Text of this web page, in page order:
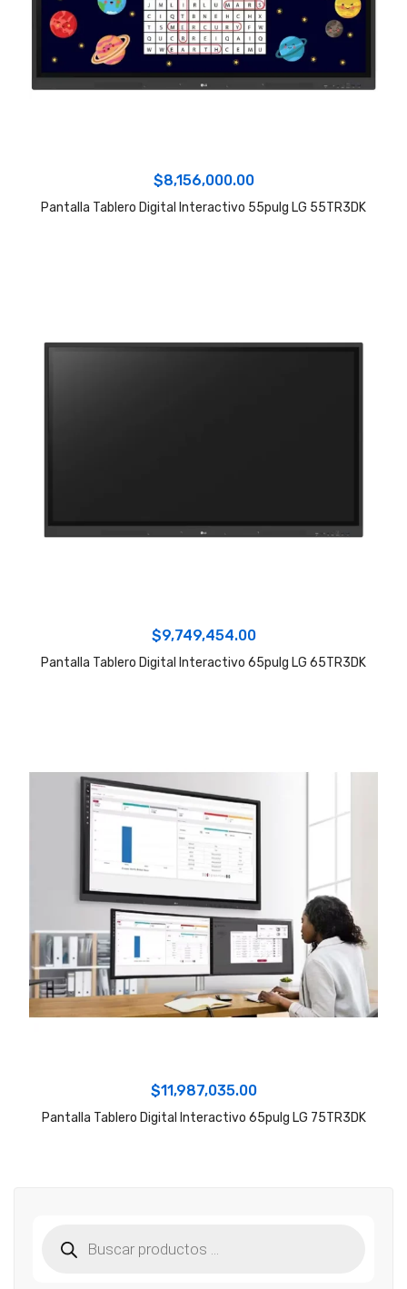
$8,156,000.00
Pantalla Tablero Digital Interactivo 55pulg LG 55TR3DK
$9,749,454.00
Pantalla Tablero Digital Interactivo 65pulg LG 65TR3DK
$11,987,035.00
Pantalla Tablero Digital Interactivo 65pulg LG 75TR3DK
productos